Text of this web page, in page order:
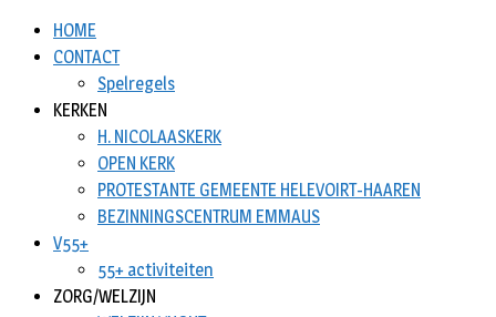
HOME
CONTACT
Spelregels
KERKEN
H. NICOLAASKERK
OPEN KERK
PROTESTANTE GEMEENTE HELEVOIRT-HAAREN
BEZINNINGSCENTRUM EMMAUS
V55+
55+ activiteiten
ZORG/WELZIJN